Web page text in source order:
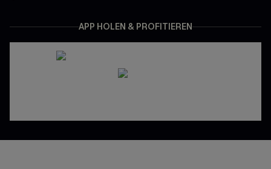
APP HOLEN & PROFITIEREN